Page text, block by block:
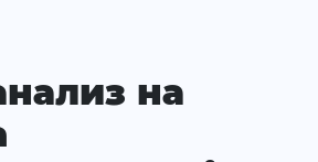
на